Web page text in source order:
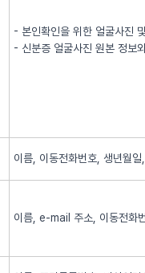
- 본인확인을 위한 얼굴사진
- 신분증 얼굴사진 원본 정보
이름, 이동전화번호, 생년월일
이름, e-mail 주소, 이동전화